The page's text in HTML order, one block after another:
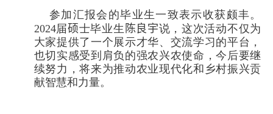
参加汇报会的毕业生一致表示收获颇丰。
2024届硕士毕业生 陈良宇说，这次活动不仅为
大家提供了一个展示才华、交流学习的平台，
也切实感受到肩负的强农兴农使命，今后要继
续努力，将来为推动农业现代化和乡村振兴贡
献智慧和力量。